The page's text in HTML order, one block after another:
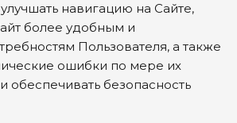
навигацию на Сайте,
более удобным и
Пользователя, а также
ошибки по мере их
обеспечивать безопасность